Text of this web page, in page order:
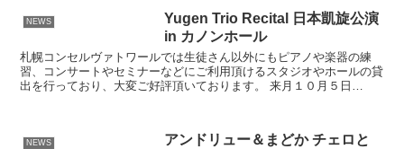
NEWS
Yugen Trio Recital 日本凱旋公演
in カノンホール
札幌コンセルヴァトワールでは生徒さん以外にもピアノや楽器の練
習、コンサートやセミナーなどにご利用頂けるスタジオやホールの貸
出を行っており、大変ご好評頂いております。 来月１０月５日
NEWS
アンドリュー＆まどか チェロと